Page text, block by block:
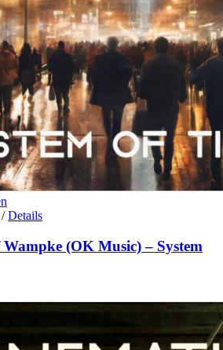
/ Details
Wampke (OK Music) – System